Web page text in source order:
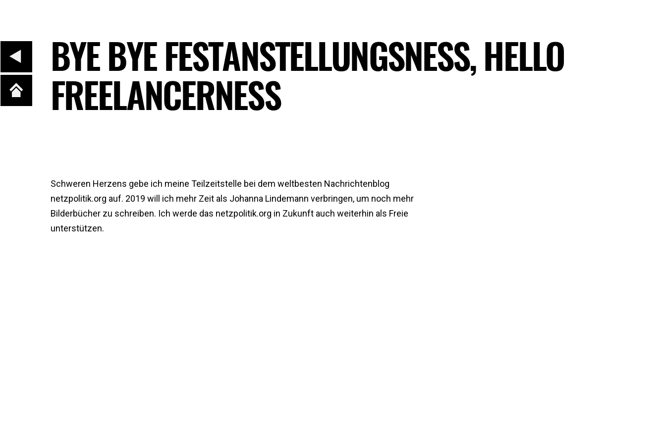
BYE BYE FESTANSTELLUNGSNESS, HELLO
FREELANCERNESS
Schweren Herzens gebe ich meine Teilzeitstelle bei dem weltbesten Nachrichtenblog
netzpolitik.org auf. 2019 will ich mehr Zeit als Johanna Lindemann verbringen, um noch mehr
Bilderbücher zu schreiben. Ich werde das netzpolitik.org in Zukunft auch weiterhin als Freie
unterstützen.